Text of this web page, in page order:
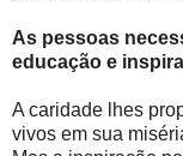
As pessoas
educação e
A caridade lhes
vivos em sua